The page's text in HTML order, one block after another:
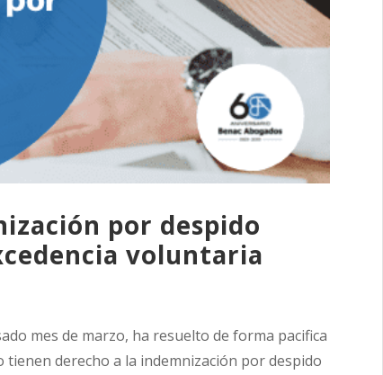
por despido
voluntaria
mes de marzo, ha resuelto de forma pacifica
derecho a la indemnización por despido